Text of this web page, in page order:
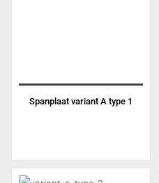
Spanplaat variant A type 1